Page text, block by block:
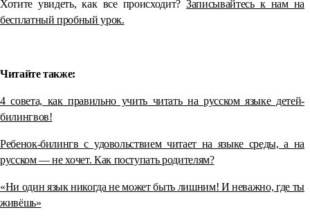
Хотите увидеть, как все происходит?Записывайтесь к нам на
бесплатный пробный урок.
Читайте также:
4 совета, как правильно учить читать на русском языке детей-
билингвов!
Ребенок-билингв с удовольствием читает на языке среды, а на
русском — не хочет. Как поступать родителям?
«Ни один язык никогда не может быть лишним! И неважно, где ты
живёшь»